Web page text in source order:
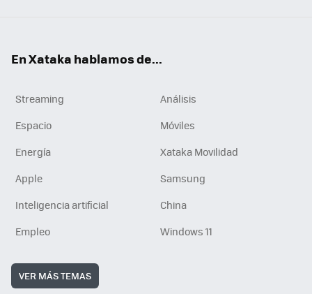
En Xataka hablamos de...
Streaming
Análisis
Espacio
Móviles
Energía
Xataka Movilidad
Apple
Samsung
Inteligencia artificial
China
Empleo
Windows 11
VER MÁS TEMAS